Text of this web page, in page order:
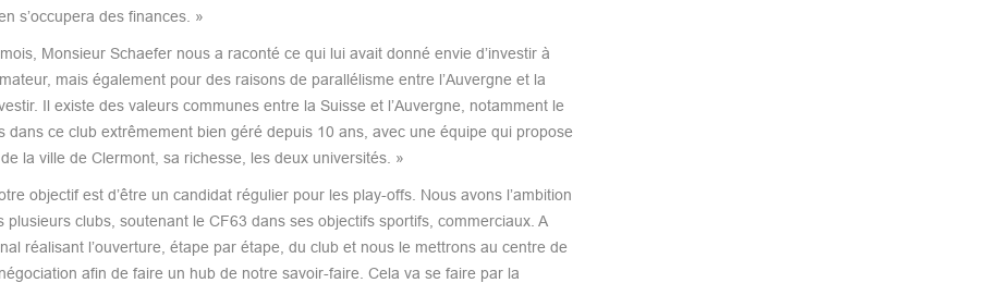
s’occupera des finances. »
Monsieur Schaefer nous a raconté ce qui lui avait donné envie d’investir à
mais également pour des raisons de parallélisme entre l’Auvergne et la
Il existe des valeurs communes entre la Suisse et l’Auvergne, notamment le
ce club extrêmement bien géré depuis 10 ans, avec une équipe qui propose
la ville de Clermont, sa richesse, les deux universités. »
objectif est d’être un candidat régulier pour les play-offs. Nous avons l’ambition
clubs, soutenant le CF63 dans ses objectifs sportifs, commerciaux. A
réalisant l’ouverture, étape par étape, du club et nous le mettrons au centre de
afin de faire un hub de notre savoir-faire. Cela va se faire par la